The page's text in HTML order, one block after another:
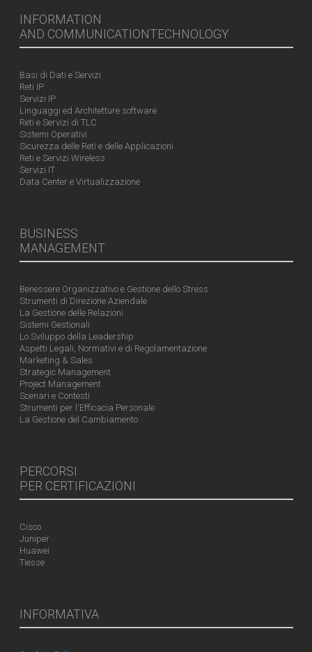
INFORMATION
AND COMMUNICATIONTECHNOLOGY
Basi di Dati e Servizi
Reti IP
Servizi IP
Linguaggi ed Architetture software
Reti e Servizi di TLC
Sistemi Operativi
Sicurezza delle Reti e delle Applicazioni
Reti e Servizi Wireless
Servizi IT
Data Center e Virtualizzazione
BUSINESS
MANAGEMENT
Benessere Organizzativo e Gestione dello Stress
Strumenti di Direzione Aziendale
La Gestione delle Relazioni
Sistemi Gestionali
Lo Sviluppo della Leadership
Aspetti Legali, Normativi e di Regolamentazione
Marketing & Sales
Strategic Management
Project Management
Scenari e Contesti
Strumenti per l'Efficacia Personale
La Gestione del Cambiamento
PERCORSI
PER CERTIFICAZIONI
Cisco
Juniper
Huawei
Tiesse
INFORMATIVA